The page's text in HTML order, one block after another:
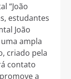
“João
estudantes
João
ampla
criado pela
contato
a